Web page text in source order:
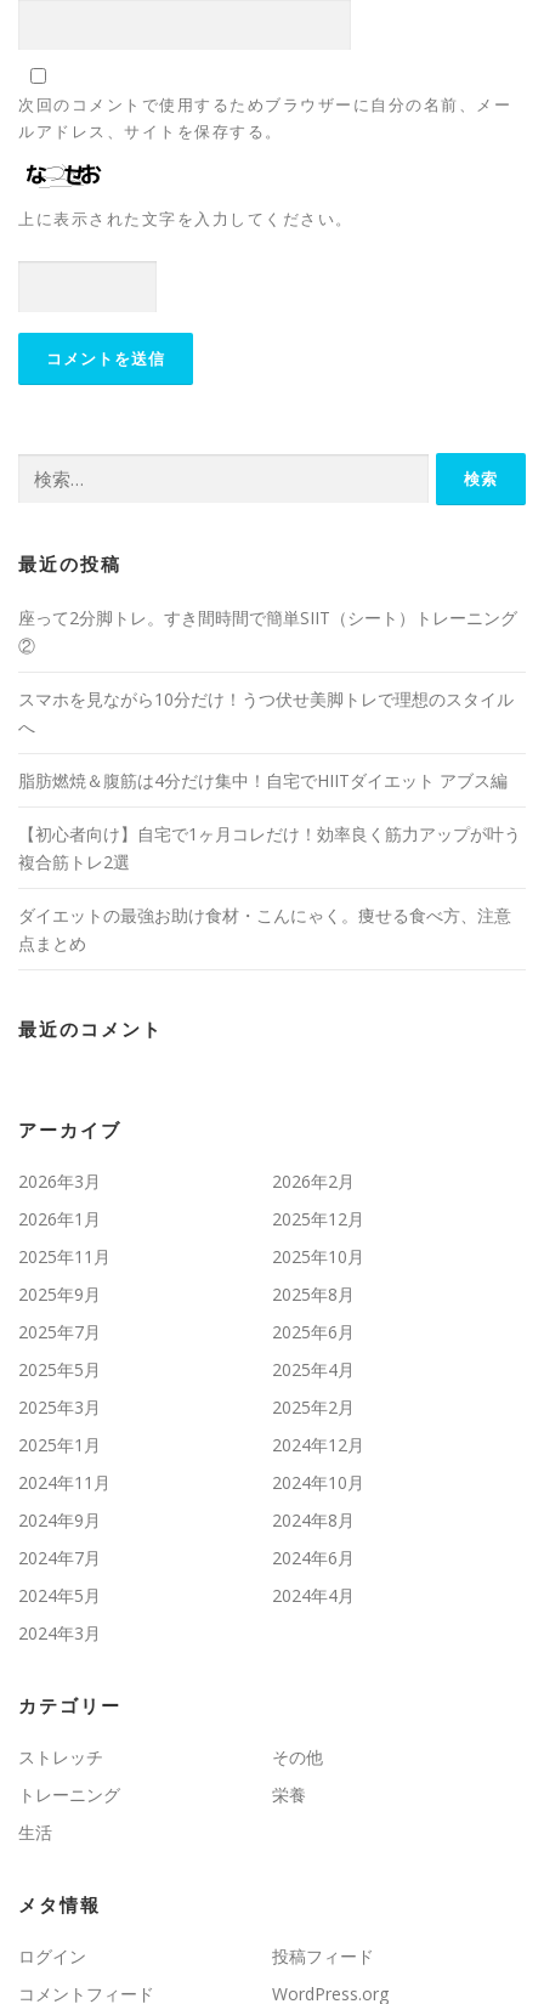
次回のコメントで使用するためブラウザーに自分の名前、メー
ルアドレス、サイトを保存する。
上に表示された文字を入力してください。
最近の投稿
座って2分脚トレ。すき間時間で簡単SIIT（シート）トレーニング
②
スマホを見ながら10分だけ！うつ伏せ美脚トレで理想のスタイル
へ
脂肪燃焼＆腹筋は4分だけ集中！自宅でHIITダイエット アブス編
【初心者向け】自宅で1ヶ月コレだけ！効率良く筋力アップが叶う
複合筋トレ2選
ダイエットの最強お助け食材・こんにゃく。痩せる食べ方、注意
点まとめ
最近のコメント
アーカイブ
2026年3月
2026年2月
2026年1月
2025年12月
2025年11月
2025年10月
2025年9月
2025年8月
2025年7月
2025年6月
2025年5月
2025年4月
2025年3月
2025年2月
2025年1月
2024年12月
2024年11月
2024年10月
2024年9月
2024年8月
2024年7月
2024年6月
2024年5月
2024年4月
2024年3月
カテゴリー
ストレッチ
その他
トレーニング
栄養
生活
メタ情報
ログイン
投稿フィード
コメントフィード
WordPress.org